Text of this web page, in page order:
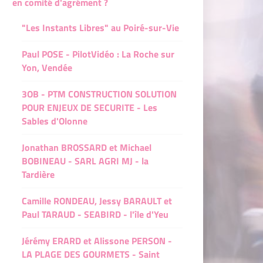
Noirmoutier
Sur-Yon
- Camping le Marais Sauvage
du puits, Sérigné
- Vairé
- Aiguillon la presqu'île
La Roche Sur Yon
Bouildroux
Bénévole
experte
- Camping le Marais Sauvage - Le Mazeau
Pré du puits, Sérigné
- Vairé
- La Roche Sur Yon
Bouildroux
Bénévole
experte
bénévole
"Les Instants Libres" au Poiré-sur-Vie
Paul POSE - PilotVidéo : La Roche sur
Yon, Vendée
3OB - PTM CONSTRUCTION SOLUTION
POUR ENJEUX DE SECURITE - Les
Sables d'Olonne
Jonathan BROSSARD et Michael
BOBINEAU - SARL AGRI MJ - la
Tardière
Camille RONDEAU, Jessy BARAULT et
Paul TARAUD - SEABIRD - l'île d'Yeu
Jérémy ERARD et Alissone PERSON -
LA PLAGE DES GOURMETS - Saint